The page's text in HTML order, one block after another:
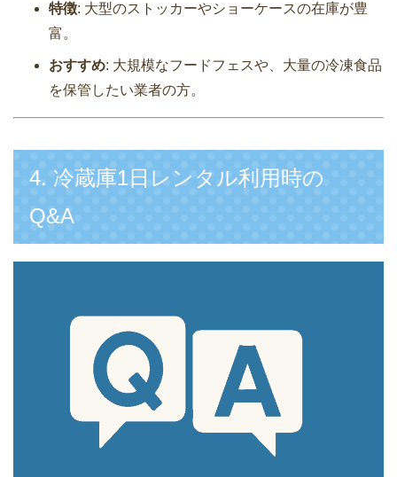
特徴: 大型のストッカーやショーケースの在庫が豊
富。
おすすめ: 大規模なフードフェスや、大量の冷凍食品
を保管したい業者の方。
4. 冷蔵庫1日レンタル利用時の
Q&A